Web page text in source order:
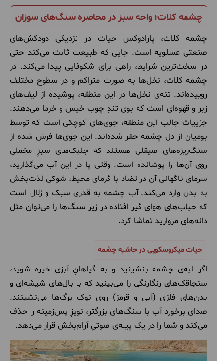
چشمه کلات؛ واحه سبز در محاصره سنگ‌های سوزان
چشمه کلات، پارادوکسِ حیات در نزدیکی دودکش‌های
صنعتی عسلویه است. جایی که طبیعت ثابت می‌کند حتی
در سخت‌ترین شرایط، راهی برای شکوفایی پیدا می‌کند. در
چشمه کلات، نخل‌ها به صورت متراکم و در سطوح مختلف
روییده‌اند. تنه‌ی نخل‌ها در این منطقه، پوشیده از لیف‌های
زبر و قهوه‌ای است که بوی تندِ چوب خیس و خرما می‌دهند.
جزییات جالب این منطقه، جوی‌های کوچکی است که توسط
بومیان از دل چشمه حفر شده‌اند. این جوی‌ها فرش شده از
سنگ‌ریزه‌های صیقلی هستند که جلبک‌های سبزِ مخملی
روی آن‌ها را پوشانده است. وقتی پا در این آب می‌گذارید،
سرمای ناگهانی آن در تضاد با گرمای محیط، شوکی لذت‌بخش
به بدن وارد می‌کند. آب چشمه به قدری سبک و زلال است
که حباب‌های هوای گیر افتاده در زیر سنگ‌ها را می‌توان مثل
دانه‌های مروارید تماشا کرد.
حیات میکروسکوپی در حاشیه چشمه
اگر لبه‌ی چشمه بنشینید و به گیاهانِ آبزی خیره شوید،
سنجاقک‌های رنگارنگی را می‌بینید که با بال‌های شیشه‌ای و
بدن‌های فلزی (آبی و قرمز) روی نوک برگ‌ها می‌نشینند.
صدای برخورد آب با سنگ‌های بزرگتر، نویزِ پس‌زمینه را حذف
می‌کند و شما را در یک پیله‌ی صوتیِ آرام‌بخش قرار می‌دهد.